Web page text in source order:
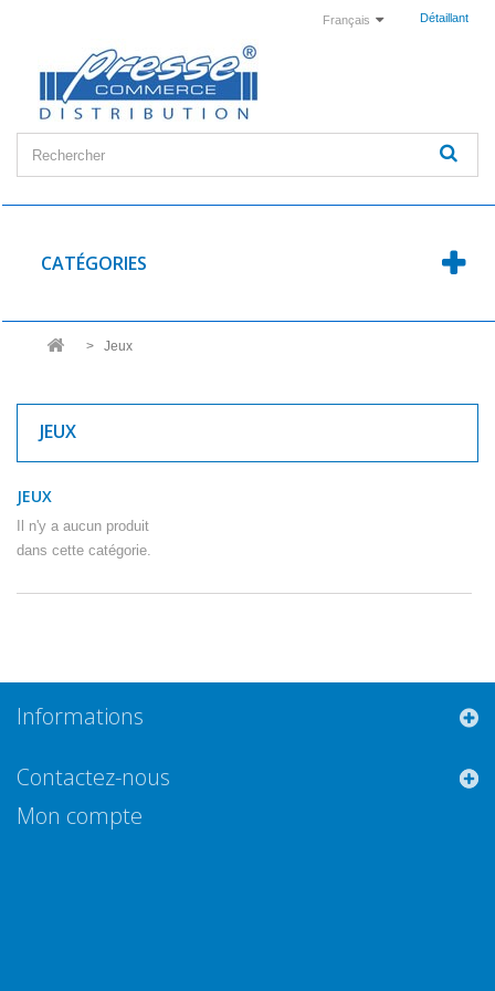
Détaillant
Français
CATÉGORIES
> Jeux
JEUX
JEUX
Il n'y a aucun produit
dans cette catégorie.
Informations
Contactez-nous
Mon compte